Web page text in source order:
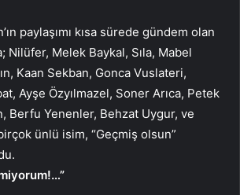
paylaşımı kısa sürede gündem olan
Nilüfer, Melek Baykal, Sıla, Mabel
Kaan Sekban, Gonca Vuslateri,
Ayşe Özyılmazel, Soner Arıca, Petek
Berfu Yenenler, Behzat Uygur, ve
ünlü isim, “Geçmiş olsun”